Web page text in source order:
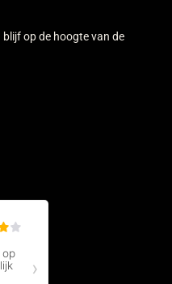
op de hoogte van de